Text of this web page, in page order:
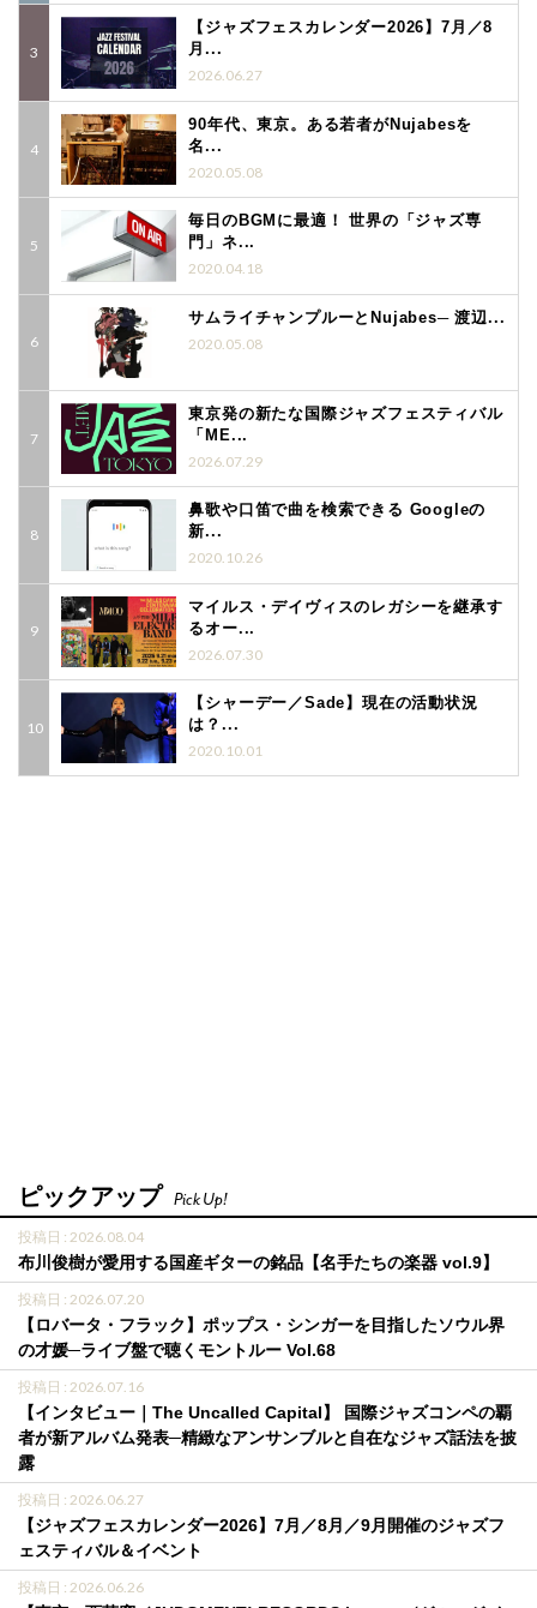
【ジャズフェスカレンダー2026】7月／8
月...
2026.06.27
90年代、東京。ある若者がNujabesを
名...
2020.05.08
毎日のBGMに最適！ 世界の「ジャズ専
門」ネ...
2020.04.18
サムライチャンプルーとNujabes─ 渡辺...
2020.05.08
東京発の新たな国際ジャズフェスティバル
「ME...
2026.07.29
鼻歌や口笛で曲を検索できる Googleの
新...
2020.10.26
マイルス・デイヴィスのレガシーを継承す
るオー...
2026.07.30
【シャーデー／Sade】現在の活動状況
は？...
2020.10.01
ピックアップ Pick Up!
投稿日 : 2026.08.04
布川俊樹が愛用する国産ギターの銘品【名手たちの楽器 vol.9】
投稿日 : 2026.07.20
【ロバータ・フラック】ポップス・シンガーを目指したソウル界
の才媛─ライブ盤で聴くモントルー Vol.68
投稿日 : 2026.07.16
【インタビュー｜The Uncalled Capital】 国際ジャズコンペの覇
者が新アルバム発表─精緻なアンサンブルと自在なジャズ話法を披
露
投稿日 : 2026.06.27
【ジャズフェスカレンダー2026】7月／8月／9月開催のジャズフ
ェスティバル＆イベント
投稿日 : 2026.06.26